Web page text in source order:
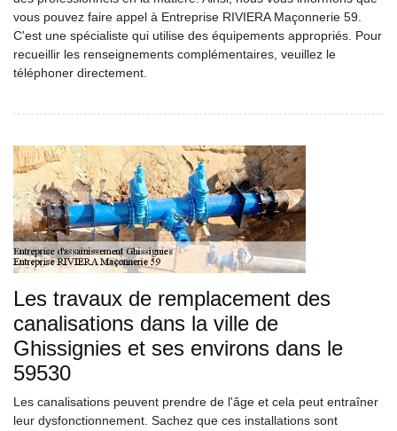
vous pouvez faire appel à Entreprise RIVIERA Maçonnerie 59.
C'est une spécialiste qui utilise des équipements appropriés. Pour
recueillir les renseignements complémentaires, veuillez le
téléphoner directement.
Les travaux de remplacement des
canalisations dans la ville de
Ghissignies et ses environs dans le
59530
Les canalisations peuvent prendre de l'âge et cela peut entraîner
leur dysfonctionnement. Sachez que ces installations sont